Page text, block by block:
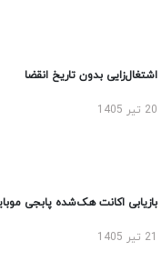
اشتغال‌زایی بدون تاریخ انقضا
20 تیر 1405
بازیابی اکانت هک‌شده پابجی موبایل